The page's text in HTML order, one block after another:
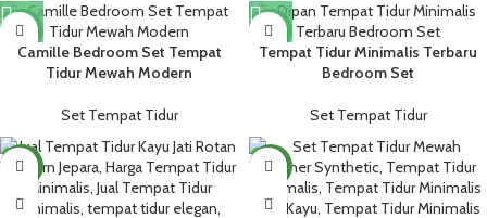
NEW
Camille Bedroom Set Tempat
Tidur Mewah Modern
Set Tempat Tidur
NEW
Tempat Tidur Minimalis Terbaru
Bedroom Set
Set Tempat Tidur
NEW NEW